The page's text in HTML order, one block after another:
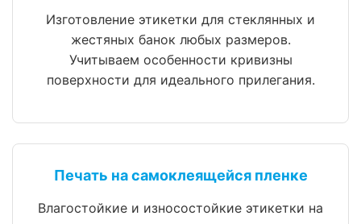
Изготовление этикетки для стеклянных и
жестяных банок любых размеров.
Учитываем особенности кривизны
поверхности для идеального прилегания.
Печать на самоклеящейся пленке
Влагостойкие и износостойкие этикетки на